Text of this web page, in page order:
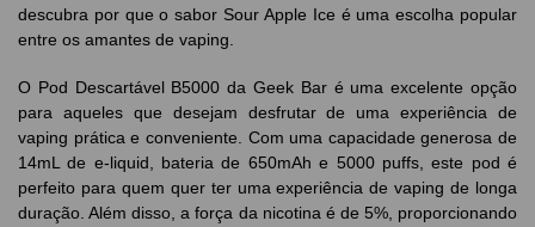
descubra por que o sabor Sour Apple Ice é uma escolha popular
entre os amantes de vaping.
O Pod Descartável B5000 da Geek Bar é uma excelente opção
para aqueles que desejam desfrutar de uma experiência de
vaping prática e conveniente. Com uma capacidade generosa de
14mL de e-liquid, bateria de 650mAh e 5000 puffs, este pod é
perfeito para quem quer ter uma experiência de vaping de longa
duração. Além disso, a força da nicotina é de 5%, proporcionando